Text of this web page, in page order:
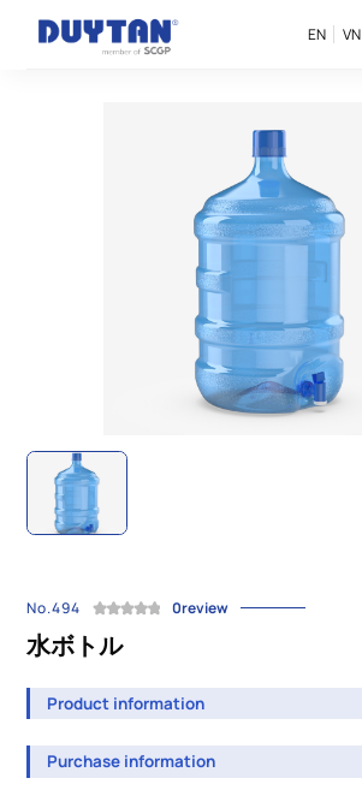
EN VN
No.494 0review
水ボトル
Product information
Purchase information